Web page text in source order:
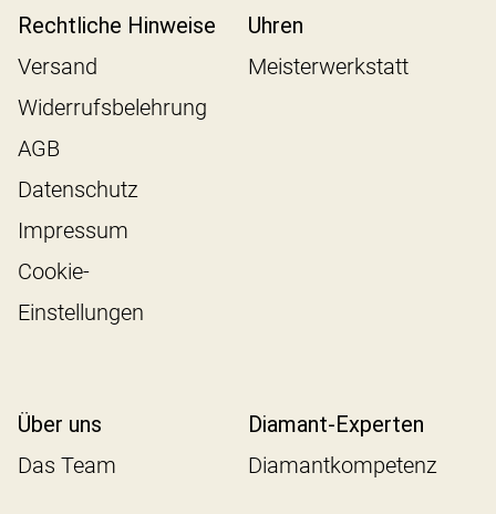
Rechtliche Hinweise
Versand
Widerrufsbelehrung
AGB
Datenschutz
Impressum
Cookie-
Einstellungen
Uhren
Meisterwerkstatt
Über uns
Das Team
Diamant-Experten
Diamantkompetenz